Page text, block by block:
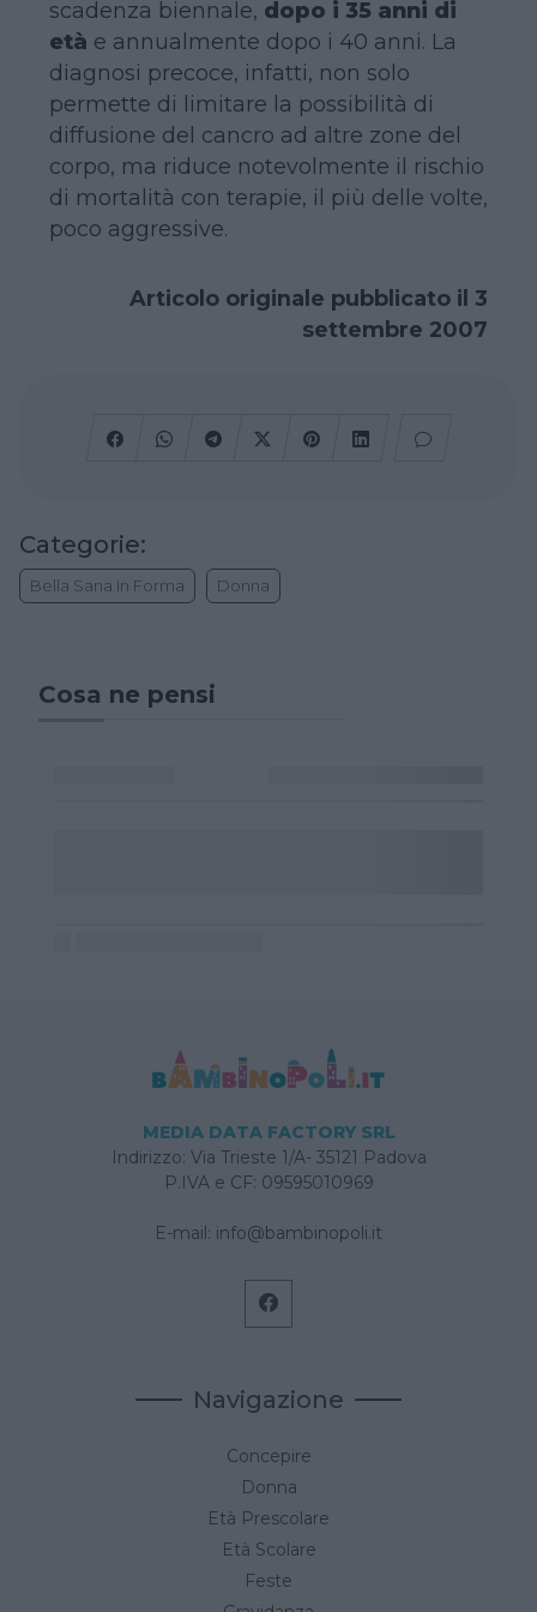
scadenza biennale, dopo i 35 anni di
età e annualmente dopo i 40 anni. La
diagnosi precoce, infatti, non solo
permette di limitare la possibilità di
diffusione del cancro ad altre zone del
corpo, ma riduce notevolmente il rischio
di mortalità con terapie, il più delle volte,
poco aggressive.
Articolo originale pubblicato il 3
settembre 2007
Categorie:
Bella Sana In Forma Donna
Cosa ne pensi
MEDIA DATA FACTORY SRL
Indirizzo: Via Trieste 1/A- 35121 Padova
P.IVA e CF: 09595010969
E-mail: info@bambinopoli.it
Navigazione
Concepire
Donna
Età Prescolare
Età Scolare
Feste